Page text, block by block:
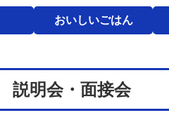
おいしいごはん
明会・面接会